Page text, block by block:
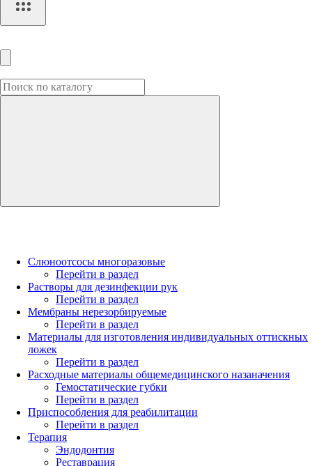
Слюноотсосы многоразовые
Перейти в раздел
Растворы для дезинфекции рук
Перейти в раздел
Мембраны нерезорбируемые
Перейти в раздел
Материалы для изготовления индивидуальных оттискных
ложек
Перейти в раздел
Расходные материалы общемедицинского назаначения
Гемостатические губки
Перейти в раздел
Приспособления для реабилитации
Перейти в раздел
Терапия
Эндодонтия
Реставрация